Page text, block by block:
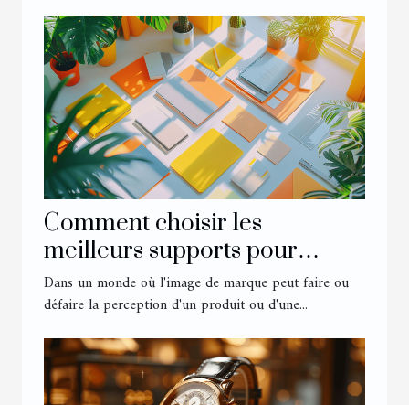
Comment choisir les
meilleurs supports pour
booster votre identité visuelle
Dans un monde où l'image de marque peut faire ou
défaire la perception d'un produit ou d'une...